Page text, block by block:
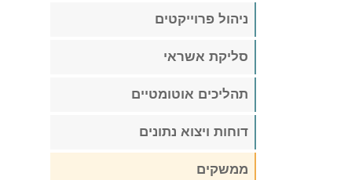
ניהול פרוייקטים
סליקת אשראי
תהליכים אוטומטיים
דוחות ויצוא נתונים
ממשקים